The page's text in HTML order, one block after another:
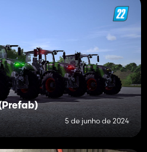
5 de junho de 2024